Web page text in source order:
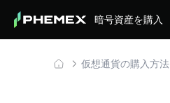
暗号資産を購入
仮想通貨の購入方法